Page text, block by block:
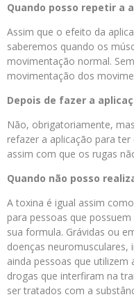
Quando posso repetir a
Assim que o efeito da
saberemos quando os
movimentação normal.
movimentação dos
Depois de fazer a
Não, obrigatoriamente,
refazer a aplicação para
assim com que os rugas
Quando não posso
A toxina é igual assim
para pessoas que
sua formula. Grávidas ou
doenças
ainda pessoas que
drogas que interfiram na
ser tratados com a